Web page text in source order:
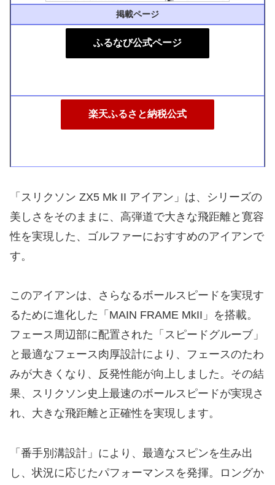
掲載ページ
ふるなび公式ページ
楽天ふるさと納税公式
「スリクソン ZX5 Mk II アイアン」は、シリーズの
美しさをそのままに、高弾道で大きな飛距離と寛容
性を実現した、ゴルファーにおすすめのアイアンで
す。
このアイアンは、さらなるボールスピードを実現す
るために進化した「MAIN FRAME MkII」を搭載。
フェース周辺部に配置された「スピードグルーブ」
と最適なフェース肉厚設計により、フェースのたわ
みが大きくなり、反発性能が向上しました。その結
果、スリクソン史上最速のボールスピードが実現さ
れ、大きな飛距離と正確性を実現します。
「番手別溝設計」により、最適なスピンを生み出
し、状況に応じたパフォーマンスを発揮。ロングか